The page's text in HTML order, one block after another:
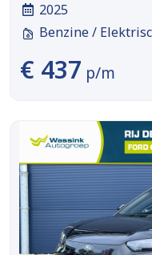
2025
Benzine /
€ 437 p/m